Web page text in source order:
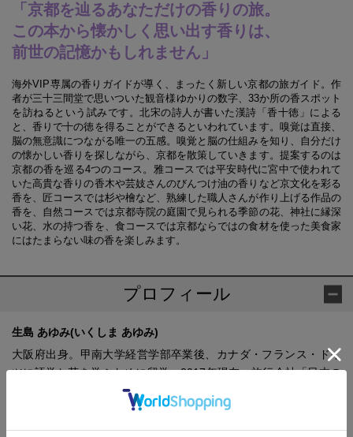
「京都を辿るあなただけの香りの旅。
この本から懐かしく思い出す香りは、
前世の記憶かもしれません」
海外VIP専属の香りガイドが導く、まったく新しい京都の旅ガイド。作
者が三十三間堂で思いついた観音様ゆかりの数字、33か所の香スポット
を訪ねるという試みです。北宋の詩人が書いた漢詩「香十徳」による
と、香りで十の徳を得ることができるといわれています。嗅覚は直接、
脳の無意識につながる唯一の五感。嗅覚と脳の仕組みを知り、自分だけ
の懐かしい香りを探しながら、京都を散策していきます。提案するのは
京都の香を巡る4つのコース。雅コースでは平安時代に宮中で使われて
いた高貴な香りの香木や芸妓さんのびんつけ油の香りなど京文化を彩る
香を、匠コースでは杉や檜など、熟練した職人さんが作り上げる作品の
香を、自然コースでは京都寺院の庭園で見られる季節の花、神社に縁深
い花、水の持つ香を、食コースでは京都ならではの食材を使った美食家
にはたまらない味の香を楽しみます。
プロフィール
生島 あゆみ(いくしま あゆみ)
大阪府出身。甲南大学経営学部卒業後、カナダ・フランス・ドイ
ツに語学と花を学ぶために留学。2017年現在、旅行会社「日本の
窓」に勤務し、英・仏の通訳及び通訳案内士（主に個人のVIP向
け）の仕事に携わる。日本の文化・歴史（特に食と庭園、香り）